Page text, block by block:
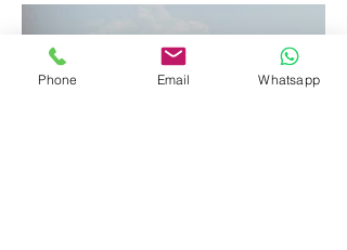
Phone Email Whatsapp